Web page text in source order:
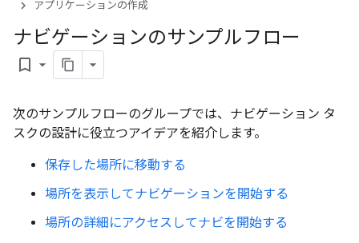
アプリケーションの作成
ナビゲーションのサンプルフロー
bookmark_border
次のサンプルフローのグループでは、ナビゲーション タ
スクの設計に役立つアイデアを紹介します。
保存した場所に移動する
場所を表示してナビゲーションを開始する
場所の詳細にアクセスしてナビを開始する